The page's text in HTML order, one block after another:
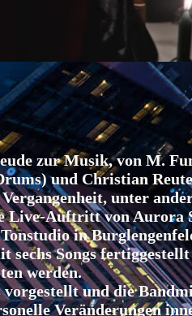
zur Musik, von M.
und Christian
unter
Live-Auftritt von Aurora
in
Songs
werden.
und die
Veränderungen